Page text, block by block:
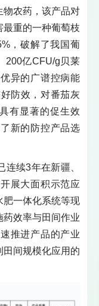
物农药，该产品对
重的一种葡萄枝
，破解了我国葡
200亿CFU/g贝莱
异的广谱控病能
防效，对番茄灰
有显著的促生效
新的防控产品选
连续3年在新疆、
展大面积示范应
肥一体化系统等现
效率与田间作业
推进产品的产业
间规模化应用的